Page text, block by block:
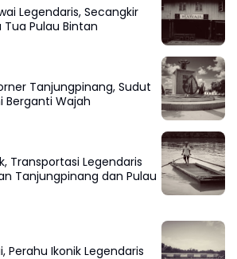
Legendaris, Secangkir
Pulau Bintan
Tanjungpinang, Sudut
Berganti Wajah
Transportasi Legendaris
Tanjungpinang dan Pulau
Perahu Ikonik Legendaris